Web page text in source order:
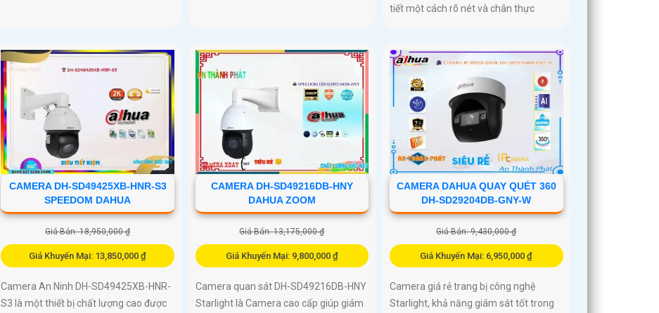
tiết một cách rõ nét và chân thực
CAMERA DH-SD49425XB-HNR-S3
SPEEDOM DAHUA
Giá Bán: 18,950,000 ₫
Giá Khuyến Mại: 13,850,000 ₫
Camera An Ninh DH-SD49425XB-HNR-
S3 là một thiết bị chất lượng cao được
CAMERA DH-SD49216DB-HNY
DAHUA ZOOM
Giá Bán: 13,175,000 ₫
Giá Khuyến Mại: 9,800,000 ₫
Camera quan sát DH-SD49216DB-HNY
Starlight là Camera cao cấp giúp giám
CAMERA DAHUA QUAY QUÉT 360
DH-SD29204DB-GNY-W
Giá Bán: 9,430,000 ₫
Giá Khuyến Mại: 6,950,000 ₫
Camera giá rẻ trang bị công nghệ
Starlight, khả năng giám sát tốt trong